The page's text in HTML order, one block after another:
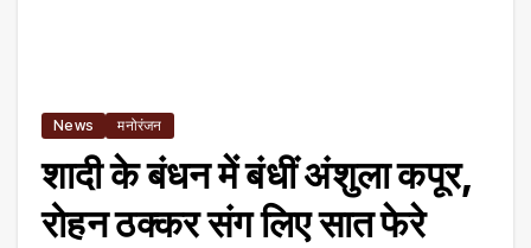
News मनोरंजन
शादी के बंधन में बंधीं अंशुला कपूर,
रोहन ठक्कर संग लिए सात फेरे